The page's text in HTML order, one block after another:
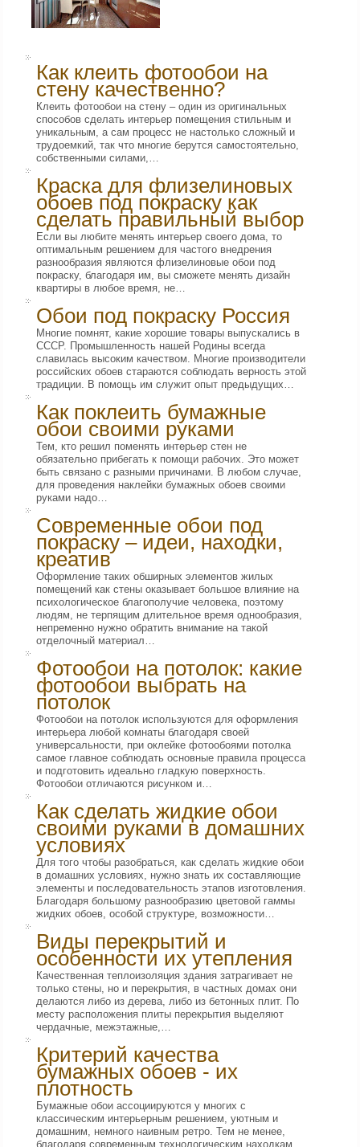
Как клеить фотообои на
стену качественно?
Клеить фотообои на стену – один из оригинальных
способов сделать интерьер помещения стильным и
уникальным, а сам процесс не настолько сложный и
трудоемкий, так что многие берутся самостоятельно,
собственными силами,…
Краска для флизелиновых
обоев под покраску как
сделать правильный выбор
Если вы любите менять интерьер своего дома, то
оптимальным решением для частого внедрения
разнообразия являются флизелиновые обои под
покраску, благодаря им, вы сможете менять дизайн
квартиры в любое время, не…
Обои под покраску Россия
Многие помнят, какие хорошие товары выпускались в
СССР. Промышленность нашей Родины всегда
славилась высоким качеством. Многие производители
российских обоев стараются соблюдать верность этой
традиции. В помощь им служит опыт предыдущих…
Как поклеить бумажные
обои своими руками
Тем, кто решил поменять интерьер стен не
обязательно прибегать к помощи рабочих. Это может
быть связано с разными причинами. В любом случае,
для проведения наклейки бумажных обоев своими
руками надо…
Современные обои под
покраску – идеи, находки,
креатив
Оформление таких обширных элементов жилых
помещений как стены оказывает большое влияние на
психологическое благополучие человека, поэтому
людям, не терпящим длительное время однообразия,
непременно нужно обратить внимание на такой
отделочный материал…
Фотообои на потолок: какие
фотообои выбрать на
потолок
Фотообои на потолок используются для оформления
интерьера любой комнаты благодаря своей
универсальности, при оклейке фотообоями потолка
самое главное соблюдать основные правила процесса
и подготовить идеально гладкую поверхность.
Фотообои отличаются рисунком и…
Как сделать жидкие обои
своими руками в домашних
условиях
Для того чтобы разобраться, как сделать жидкие обои
в домашних условиях, нужно знать их составляющие
элементы и последовательность этапов изготовления.
Благодаря большому разнообразию цветовой гаммы
жидких обоев, особой структуре, возможности…
Виды перекрытий и
особенности их утепления
Качественная теплоизоляция здания затрагивает не
только стены, но и перекрытия, в частных домах они
делаются либо из дерева, либо из бетонных плит. По
месту расположения плиты перекрытия выделяют
чердачные, межэтажные,…
Критерий качества
бумажных обоев - их
плотность
Бумажные обои ассоциируются у многих с
классическим интерьерным решением, уютным и
домашним, немного наивным ретро. Тем не менее,
благодаря современным технологическим находкам,